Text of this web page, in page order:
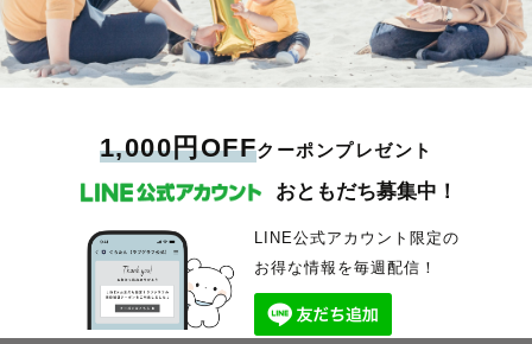
1,000円OFFクーポンプレゼント
おともだち募集中！
LINE公式アカウント限定の
お得な情報を毎週配信！